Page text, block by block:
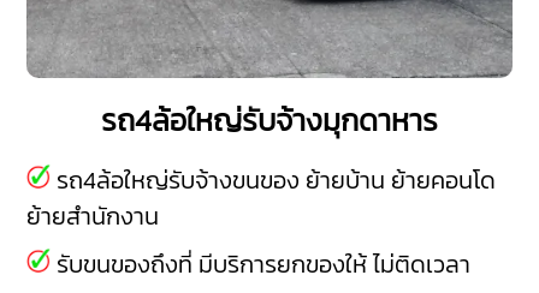
รถ4ล้อใหญ่รับจ้างมุกดาหาร
รถ4ล้อใหญ่รับจ้างขนของ ย้ายบ้าน ย้ายคอนโด
ย้ายสำนักงาน
รับขนของถึงที่ มีบริการยกของให้ ไม่ติดเวลา